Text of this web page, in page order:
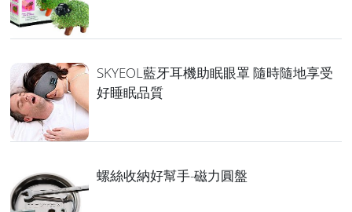
SKYEOL藍牙耳機助眠眼罩 隨時隨地享受
好睡眠品質
螺絲收納好幫手-磁力圓盤